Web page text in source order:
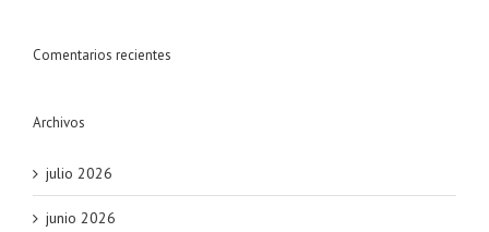
Comentarios recientes
Archivos
julio 2026
junio 2026